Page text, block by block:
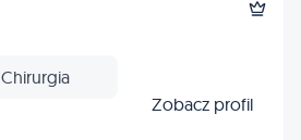
Chirurgia
Zobacz profil